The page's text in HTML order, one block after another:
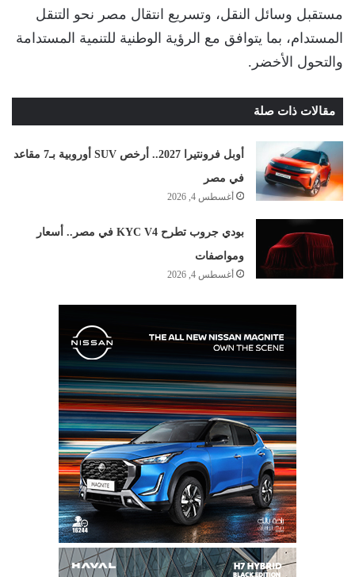
مستقبل وسائل النقل، وتسريع انتقال مصر نحو التنقل
المستدام، بما يتوافق مع الرؤية الوطنية للتنمية المستدامة
والتحول الأخضر.
مقالات ذات صلة
أوبل فرونتيرا 2027.. أرخص SUV أوروبية بـ7 مقاعد
في مصر
أغسطس 4, 2026
بودي جروب تطرح KYC V4 في مصر.. أسعار
ومواصفات
أغسطس 4, 2026